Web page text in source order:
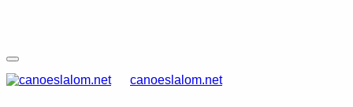
canoeslalom.net